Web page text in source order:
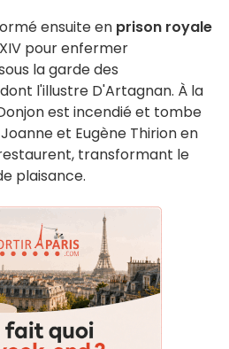
ensuite en prison royale
pour enfermer
la garde des
l'illustre D'Artagnan. À la
est incendié et tombe
et Eugène Thirion en
transformant le
plaisance.